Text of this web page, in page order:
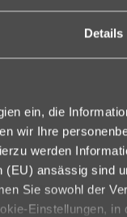
Details
ein, die
wir Ihre
werden
(EU) ansässig sind
Sie sowohl der
Einstellungen,